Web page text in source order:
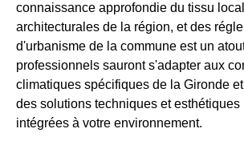
connaissance approfondie du tissu
architecturales de la région, et des
d'urbanisme de la commune est un
professionnels sauront s'adapter aux
climatiques spécifiques de la Gironde
des solutions techniques et esthétiques
intégrées à votre environnement.